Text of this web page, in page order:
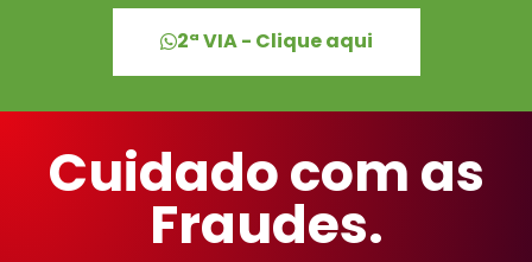
2ª VIA - Clique aqui
Cuidado com as
Fraudes.